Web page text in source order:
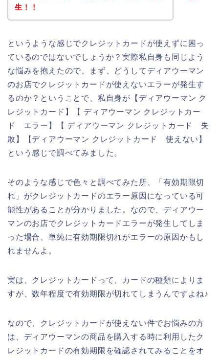
生！！
というような感じでクレジットカードが使えずに困っ
ているのではないでしょうか？実際私自身も同じよう
な悩みを抱えたので、まず、どうしてディアウーマン
のお店でクレジットカードが使えないエラーが発生す
るのか？ということで、私自身が【ディアウーマン ク
レジットカード】【 ディアウーマン クレジットカー
ド エラー】【 ディアウーマン クレジットカード 失
敗】【ディアウーマン クレジットカード 使えない】
という感じで調べてみました。
そのような感じで色々と調べてみた所、「有効期限切
れ」がクレジットカードのエラー原因になっている可
能性があることが分かりました。なので、ディアウー
マンのお店でクレジットカードエラーが発生してしま
った場合、単純に有効期限切れがエラーの原因かもし
れませんよ。
実は、クレジットカードって、カードの種類によりま
すが、数年程度で有効期限が切れてしまうんですよね♪
なので、クレジットカードが使えない件でお悩みの方
は、ディアウーマンの商品を購入する時に利用したク
レジットカードの有効期限を確認されてみることをオ